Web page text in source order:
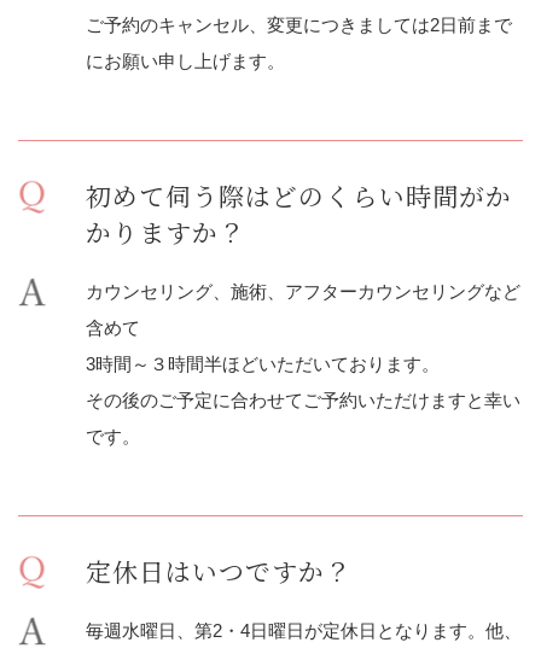
ご予約のキャンセル、変更につきましては2日前まで
にお願い申し上げます。
初めて伺う際はどのくらい時間がか
かりますか？
カウンセリング、施術、アフターカウンセリングなど
含めて
3時間～３時間半ほどいただいております。
その後のご予定に合わせてご予約いただけますと幸い
です。
定休日はいつですか？
毎週水曜日、第2・4日曜日が定休日となります。他、